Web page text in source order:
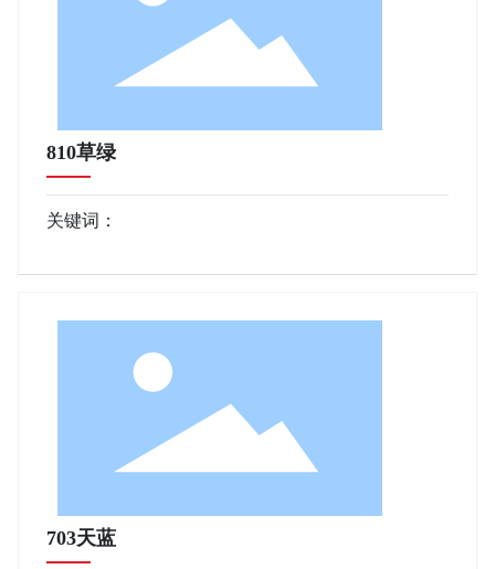
810草绿
关键词：
703天蓝